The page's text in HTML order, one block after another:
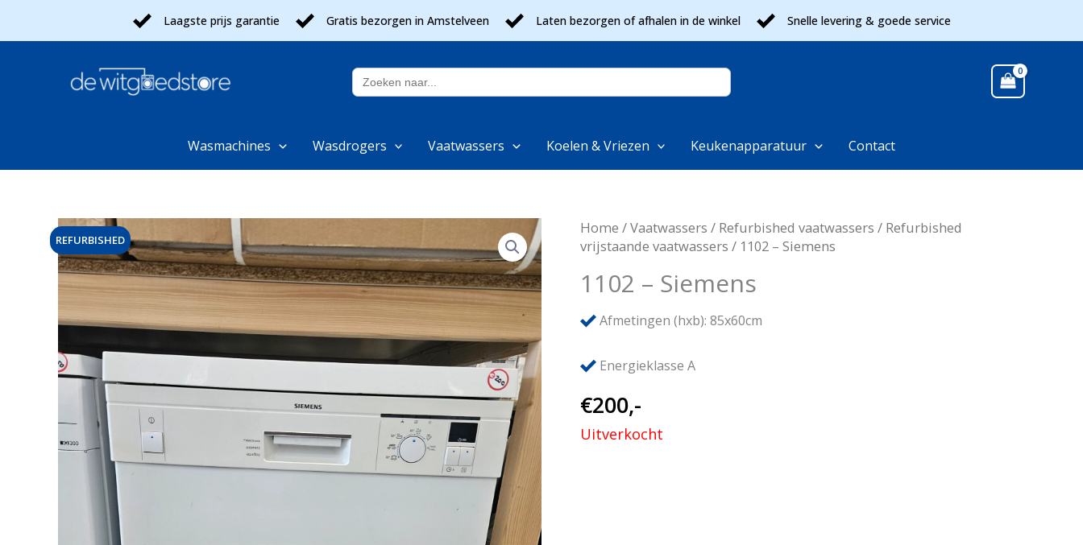
Laagste prijs garantie Gratis bezorgen in Amstelveen Laten bezorgen of afhalen in de winkel Snelle levering & goede service
Zoek
naar:
Wasmachines Wasdrogers Vaatwassers Koelen & Vriezen Keukenapparatuur Contact
REFURBISHED
Home /Vaatwassers / Refurbished vaatwassers / Refurbished
vrijstaande vaatwassers / 1102 – Siemens
1102 – Siemens
Afmetingen (hxb): 85x60cm
Energieklasse A
€200,-
Uitverkocht